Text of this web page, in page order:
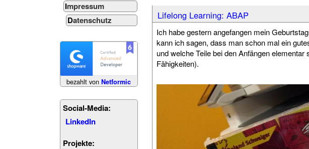
Impressum
Datenschutz
bezahlt vonNetformic
Social-Media:
LinkedIn
Projekte:
Lifelong Learning: ABAP
Ich habe gestern angefangen mein
kann ich sagen, dass man schon mal ein
und welche Teile bei den Anfängen
Fähigkeiten).